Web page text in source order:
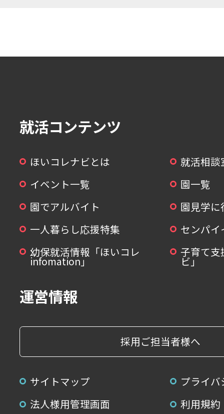
就活コンテンツ
ほいコレナビとは
就活相談
イベント一覧
園一覧
園でアルバイト
園見学
一人暮らし応援特集
センパ
幼保就活情報「ほいコレ
infomation」
子育て支
ビ」
運営情報
採用ご担当者様へ
サイトマップ
プライ
法人様用管理画面
利用規約